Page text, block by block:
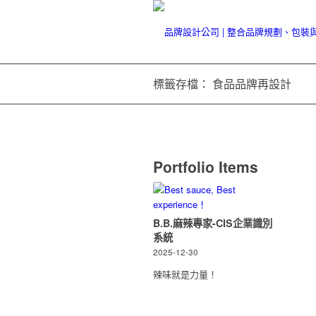
標籤存檔： 食品品牌再設計
Portfolio Items
B.B.麻辣專家-CIS企業識別
系統
2025-12-30
辣味就是力量！